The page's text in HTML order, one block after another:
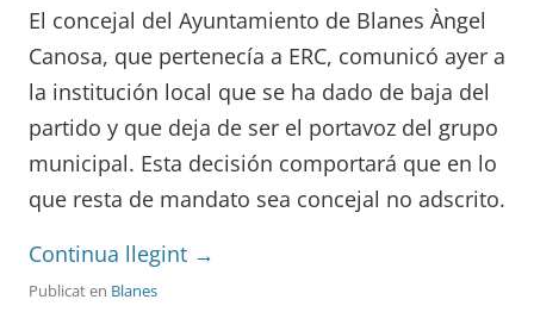
El concejal del Ayuntamiento de Blanes Àngel
Canosa, que pertenecía a ERC, comunicó ayer a
la institución local que se ha dado de baja del
partido y que deja de ser el portavoz del grupo
municipal. Esta decisión comportará que en lo
que resta de mandato sea concejal no adscrito.
Continua llegint →
Publicat en Blanes